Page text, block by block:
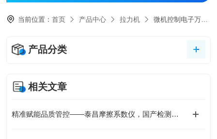
当前位置：首页 产品中心 拉力机 微机控制电子万能试验机
产品分类
相关文章
精准赋能品质管控——泰昌摩擦系数仪，国产检测设备的实力品牌